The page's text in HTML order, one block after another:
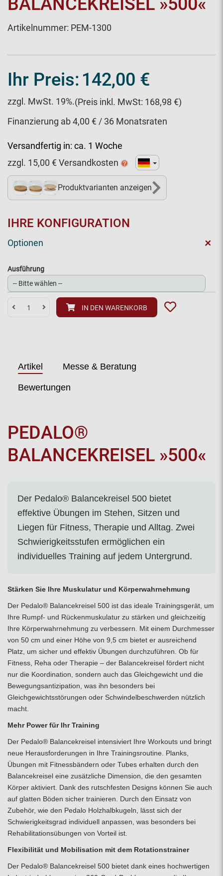
Artikelnummer: PEM-1300
Ihr Preis: 142,00 €
zzgl. MwSt. 19%.(Preis inkl. MwSt: 168,98 €)
Finanzierung ab 4,00 € / 36 Monatsraten
Versandfertig in: ca. 1 Woche
zzgl. 15,00 € Versandkosten
Produktvarianten anzeigen
IHRE KONFIGURATION
Optionen +
Ausführung
IN DEN WARENKORB
Artikel Messe & Beratung
Bewertungen
PEDALO®
BALANCEKREISEL »500«
Der Pedalo® Balancekreisel 500 bietet
effektive Übungen im Stehen, Sitzen und
Liegen für Fitness, Therapie und Alltag. Zwei
Schwierigkeitsstufen ermöglichen ein
individuelles Training auf jedem Untergrund.
Stärken Sie Ihre Muskulatur und Körperwahrnehmung
Der Pedalo® Balancekreisel 500 ist das ideale Trainingsgerät, um
Ihre Rumpf- und Rückenmuskulatur zu stärken und gleichzeitig
Ihre Körperwahrnehmung zu verbessern. Mit einem Durchmesser
von 50 cm und einer Höhe von 9,5 cm bietet er ausreichend
Platz, um sicher und effektiv Übungen durchzuführen. Ob für
Fitness, Reha oder Therapie – der Balancekreisel fördert nicht
nur die Koordination, sondern auch das Gleichgewicht und die
Bewegungsantizipation, was ihn besonders bei
Gleichgewichtsstörungen oder Schwindelbeschwerden nützlich
macht.
Mehr Power für Ihr Training
Der Pedalo® Balancekreisel intensiviert Ihre Workouts und bringt
neue Herausforderungen in Ihre Trainingsroutine. Planks,
Übungen mit Fitnessbändern oder Tubes erhalten durch den
Balancekreisel eine zusätzliche Dimension, die den gesamten
Körper aktiviert. Dank des rutschfesten Designs können Sie auch
auf glatten Böden sicher trainieren. Durch den Einsatz von
Zubehör, wie den Pedalo Holzhalbkugeln, lässt sich der
Schwierigkeitsgrad individuell anpassen, was besonders bei
Rehabilitationsübungen von Vorteil ist.
Flexibilität und Mobilisation mit dem Rotationstrainer
Der Pedalo® Balancekreisel 500 bietet dank eines hochwertigen